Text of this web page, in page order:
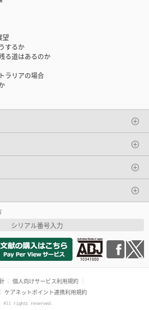
望
するか
る道はあるのか
ラリアの場合
シリアル番号入力
個人向けサービス利用規約
ケアネットポイント連携利用規約
All rights reserved.